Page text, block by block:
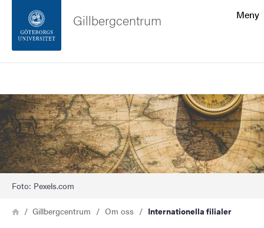
Sidfoten
Om webbplatsen
Meny
Gillbergcentrum
Bild
Foto: Pexels.com
Länkstig
HemGillbergcentrum Om oss Internationella filialer